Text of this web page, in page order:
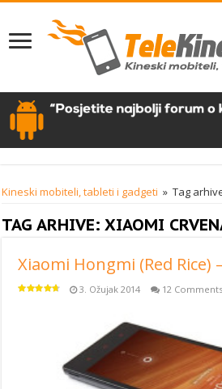
Kineski mobiteli, tableti i gadgeti » Tag
TAG ARHIVE:XIAOMI
Xiaomi Hongmi (Red Rice)
3. Ožujak 2014 12 Comments